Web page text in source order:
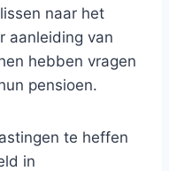
naar het
aanleiding van
hebben vragen
pensioen.
te heffen
in